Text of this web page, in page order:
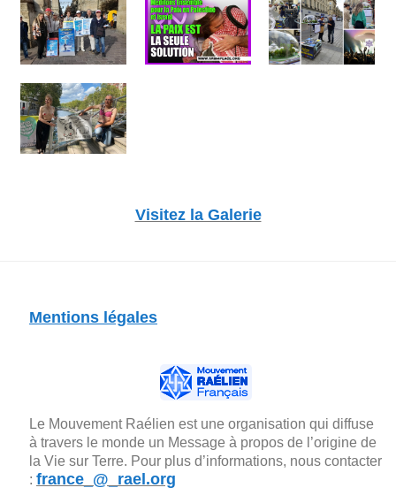
Visitez la Galerie
Mentions légales
Le Mouvement Raélien est une organisation qui diffuse
à travers le monde un Message à propos de l’origine de
la Vie sur Terre. Pour plus d’informations, nous contacter
: france_@_rael.org